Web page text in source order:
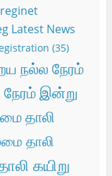
Latest News
(35)
நல்ல நேரம்
இன்று
தாலி
தாலி
கயிறு